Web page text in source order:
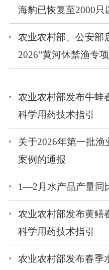
海豹已恢复至2000只
农业农村部、公安部
2026”黄河休禁渔专
农业农村部发布牛蛙
科学用药技术指引
关于2026年第一批
案例的通报
1—2月水产品产量同
农业农村部发布黄鳝
科学用药技术指引
农业农村部发布春季